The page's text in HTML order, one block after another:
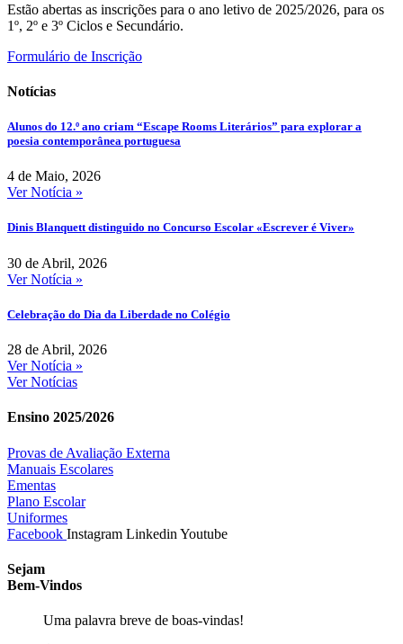
Estão abertas as inscrições para o ano letivo de 2025/2026, para os
1º, 2º e 3º Ciclos e Secundário.
Formulário de Inscrição
Notícias
Alunos do 12.º ano criam “Escape Rooms Literários” para explorar a
poesia contemporânea portuguesa
4 de Maio, 2026
Ver Notícia »
Dinis Blanquett distinguido no Concurso Escolar «Escrever é Viver»
30 de Abril, 2026
Ver Notícia »
Celebração do Dia da Liberdade no Colégio
28 de Abril, 2026
Ver Notícia »
Ver Notícias
Ensino 2025/2026
Provas de Avaliação Externa
Manuais Escolares
Ementas
Plano Escolar
Uniformes
Facebook Instagram Linkedin Youtube
Sejam
Bem-Vindos
Uma palavra breve de boas-vindas!